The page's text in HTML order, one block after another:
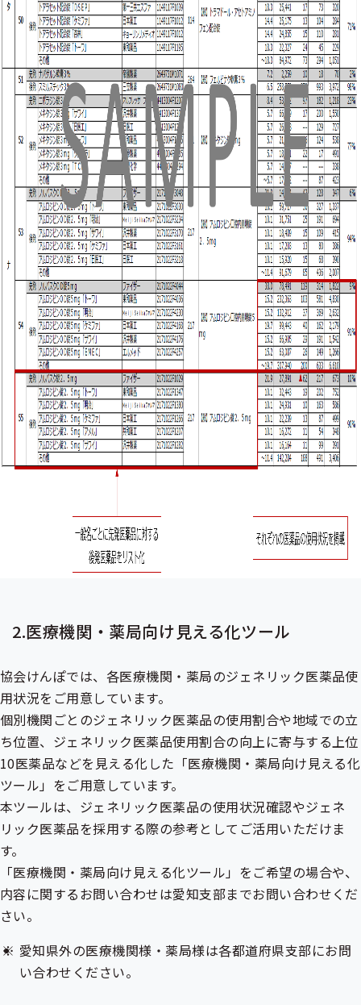
2.医療機関・薬局向け見える化ツール
協会けんぽでは、各医療機関・薬局のジェネリック医薬品使
用状況をご用意しています。
個別機関ごとのジェネリック医薬品の使用割合や地域での立
ち位置、ジェネリック医薬品使用割合の向上に寄与する上位
10医薬品などを見える化した「医療機関・薬局向け見える化
ツール」をご用意しています。
本ツールは、ジェネリック医薬品の使用状況確認やジェネ
リック医薬品を採用する際の参考としてご活用いただけま
す。
「医療機関・薬局向け見える化ツール」をご希望の場合や、
内容に関するお問い合わせは愛知支部までお問い合わせくだ
さい。
愛知県外の医療機関様・薬局様は各都道府県支部にお問
い合わせください。